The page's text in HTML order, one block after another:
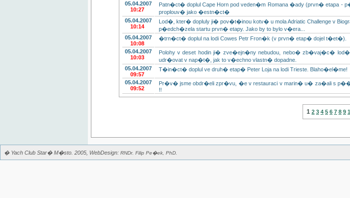
05.04.2007
10:27
Patn�ct� doplul Cape Horn pod veden�m Romana �ady (prvn� etapa
proplouv� jako �estn�ct�
05.04.2007
10:14
Lod�, kter� dopluly ji� pov�t�inou kotv� u mola Adriatic Challenge v
p�edch�zela startu prvn� etapy. Jako by to bylo v�era...
05.04.2007
10:08
�trn�ct� doplul na lodi Cowes Petr Fron�k (v prvn� etap� dojel t�et�).
05.04.2007
10:03
Polohy v deset hodin ji� zve�ejn�ny nebudou, nebo� zb�vaj�c�
udr�ovat v nap�t�, jak to v�echno vlastn� dopadne.
05.04.2007
09:57
T�in�ct� doplul ve druh� etap� Peter Loja na lodi Trieste. Blaho�el�me!
05.04.2007
09:52
Pr�v� jsme obdr�eli zpr�vu, �e v restauraci v marin� u� za�ali s
!!
1 2 3 4 5 6 7 8 9
� Yach Club Star� M�sto. 2005, WebDesign: RNDr. Filip Pe�ek, PhD.